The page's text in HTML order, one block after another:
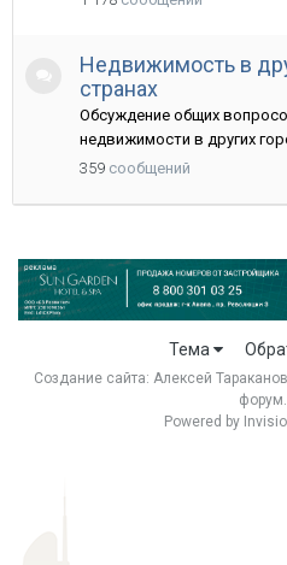
Недвижимость в
странах
Обсуждение общих
недвижимости в других
359 сообщений
Тема
Создание сайта: Алексей Тараканов
Powered by